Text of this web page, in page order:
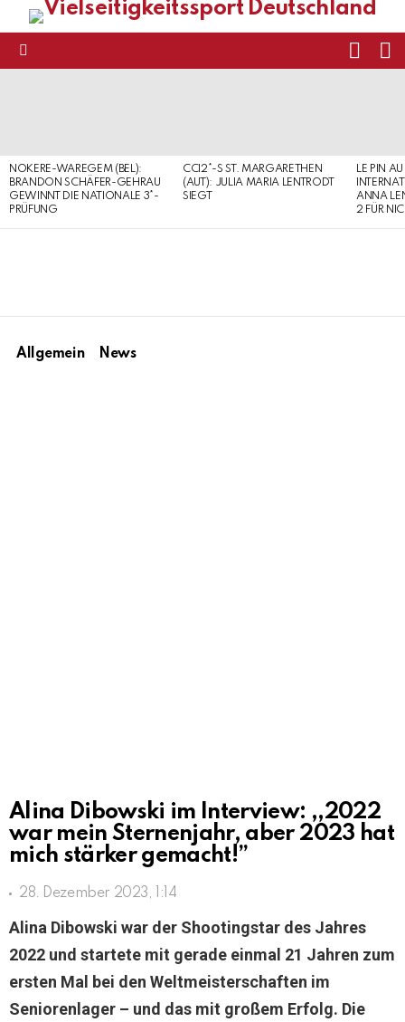
NOKERE-WAREGEM (BEL):
BRANDON SCHÄFER-GEHRAU
GEWINNT DIE NATIONALE 3*-
PRÜFUNG
CCI2*-S ST. MARGARETHEN
(AUT): JULIA MARIA LENTRODT
SIEGT
LE PIN
ANNA
2 FÜR
Allgemein News
Alina Dibowski im Interview: ,,2022
war mein Sternenjahr, aber 2023 hat
mich stärker gemacht!”
28. Dezember 2023, 1:14
Alina Dibowski war der Shootingstar des Jahres
2022 und startete mit gerade einmal 21 Jahren zum
ersten Mal bei den Weltmeisterschaften im
Seniorenlager – und das mit großem Erfolg. Die